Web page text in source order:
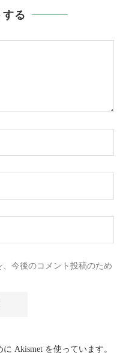
する
今後のコメント投稿のため
Akismet を使っています。